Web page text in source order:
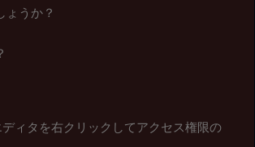
ょうか？
ィタを右クリックしてアクセス権限の